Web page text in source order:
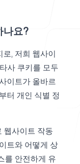
나요?
, 저희 웹사이
사 쿠키를 모두
이트가 올바르
터 개인 식별 정
웹사이트 작동
트와 어떻게 상
를 안전하게 유